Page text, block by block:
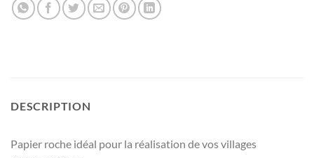
DESCRIPTION
Papier roche idéal pour la réalisation de vos villages